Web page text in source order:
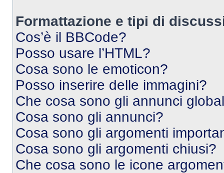
Formattazione e tipi di
Cos’è il BBCode?
Posso usare l’HTML?
Cosa sono le emoticon?
Posso inserire delle immagini?
Che cosa sono gli annunci
Cosa sono gli annunci?
Cosa sono gli argomenti
Cosa sono gli argomenti chiusi?
Che cosa sono le icone